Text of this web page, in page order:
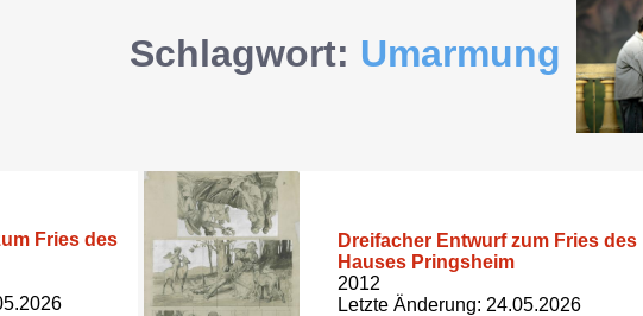
Schlagwort: Umarmung
Fries des
Dreifacher Entwurf zum Fries des
Hauses Pringsheim
2012
Letzte Änderung: 24.05.2026